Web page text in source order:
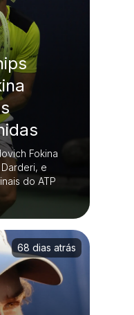
Fokina
e
do ATP
68 dias atrás